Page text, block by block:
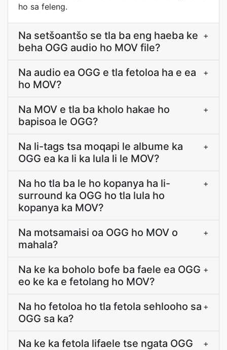
ho sa feleng.
Na setšoantšo se tla ba eng haeba ke
beha OGG audio ho MOV file?
+
Na audio ea OGG e tla fetoloa ha e ea
ho MOV?
+
Na MOV e tla ba kholo hakae ho
bapisoa le OGG?
+
Na li-tags tsa moqapi le albume ka
OGG ea ka li ka lula li le MOV?
+
Na ho tla ba le ho kopanya ha li-
surround ka OGG ho tla lula ho
kopanya ka MOV?
+
Na motsamaisi oa OGG ho MOV o
mahala?
+
Na ke ka boholo bofe ba faele ea OGG
eo ke ka e fetolang ho MOV?
+
Na ho fetoloa ho tla fetola sehlooho sa
OGG sa ka?
+
Na ke ka fetola lifaele tse ngata OGG
+